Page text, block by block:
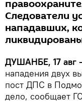
Следователи
нападавших,
ДУШАНБЕ, 17 авг
нападения двух
пост ДПС в
дело, сообщает